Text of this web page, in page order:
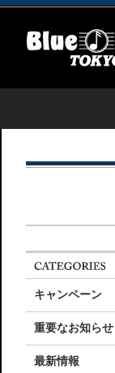
キャンペーン
重要なお知らせ
最新情報